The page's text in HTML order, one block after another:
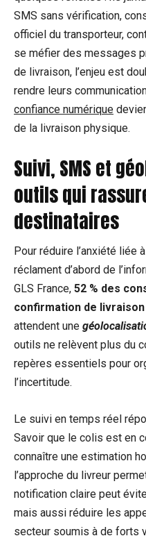
SMS sans vérification,
officiel du transporteur,
se méfier des messages
de livraison, l’enjeu est
rendre leurs
confiance numérique
de la livraison physique.
Suivi, SMS et
outils qui
destinataires
Pour réduire l’anxiété liée
réclament d’abord de
GLS France, 52 % des
confirmation de livraison
attendent une
outils ne relèvent plus du
repères essentiels pour
l’incertitude.
Le suivi en temps réel
Savoir que le colis est en
connaître une estimation
l’approche du livreur
notification claire peut
mais aussi réduire les
secteur soumis à de forts